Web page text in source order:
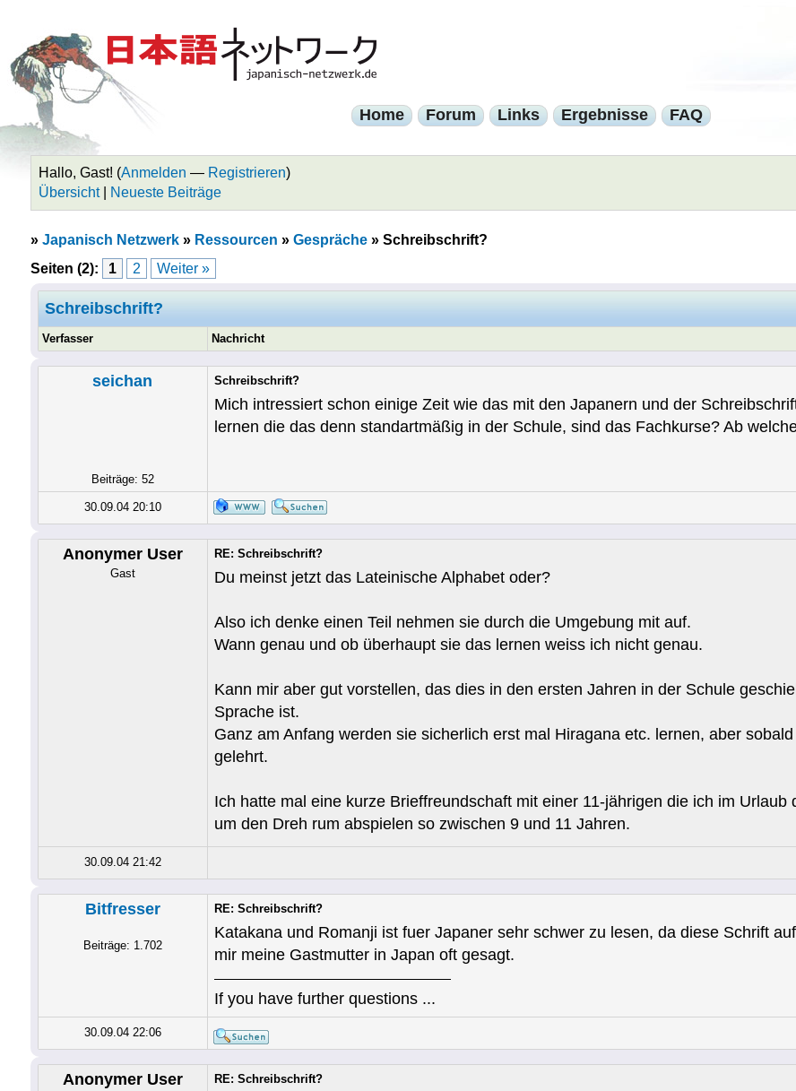
Home Forum Links Ergebnisse FAQ
Hallo, Gast! (Anmelden — Registrieren)
Übersicht| Neueste Beiträge
» Japanisch Netzwerk» Ressourcen » Gespräche» Schreibschrift?
Seiten (2):
1 2 Weiter »
Schreibschrift?
Verfasser Nachricht
seichan
Beiträge: 52
Schreibschrift?
Mich intressiert schon einige Zeit wie das mit den Japanern und der
lernen die das denn standartmäßig in der Schule, sind das Fachkurse? Ab
30.09.04 20:10
Anonymer User
Gast
RE: Schreibschrift?
Du meinst jetzt das Lateinische Alphabet oder?
Also ich denke einen Teil nehmen sie durch die Umgebung mit auf.
Wann genau und ob überhaupt sie das lernen weiss ich nicht genau.
Kann mir aber gut vorstellen, das dies in den ersten Jahren in der Schule
Sprache ist.
Ganz am Anfang werden sie sicherlich erst mal Hiragana etc. lernen, aber
gelehrt.
Ich hatte mal eine kurze Brieffreundschaft mit einer 11-jährigen die ich im
um den Dreh rum abspielen so zwischen 9 und 11 Jahren.
30.09.04 21:42
Bitfresser
Beiträge: 1.702
RE: Schreibschrift?
Katakana und Romanji ist fuer Japaner sehr schwer zu lesen, da diese Schrift
mir meine Gastmutter in Japan oft gesagt.
If you have further questions ...
30.09.04 22:06
Anonymer User RE: Schreibschrift?